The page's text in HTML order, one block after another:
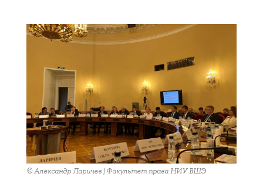
© Александр Ларичев | Факультет права НИУ ВШЭ